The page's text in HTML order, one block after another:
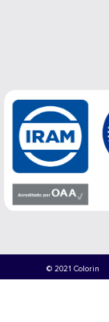
© 2021 Colorin